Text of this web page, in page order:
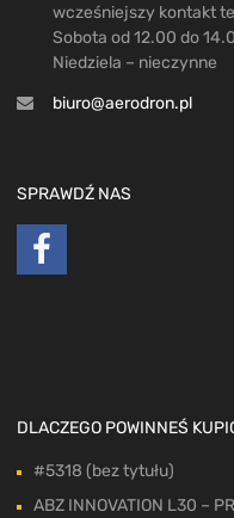
wcześniejszy kontakt
Sobota od 12.00 do
Niedziela – nieczynne
biuro@aerodron.pl
SPRAWDŹ NAS
DLACZEGO POWINNEŚ
#5318 (bez tytułu)
ABZ INNOVATION L30 –